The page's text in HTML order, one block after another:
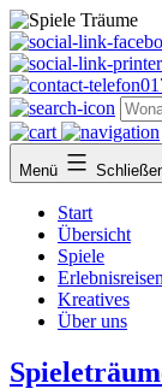
Menü
Start
Übersicht
Spiele
Erlebnisreisen
Kreatives
Über uns